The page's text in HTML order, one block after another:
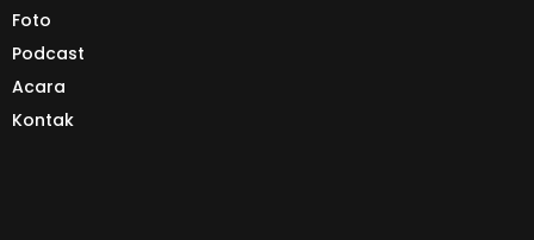
Foto
Podcast
Acara
Kontak